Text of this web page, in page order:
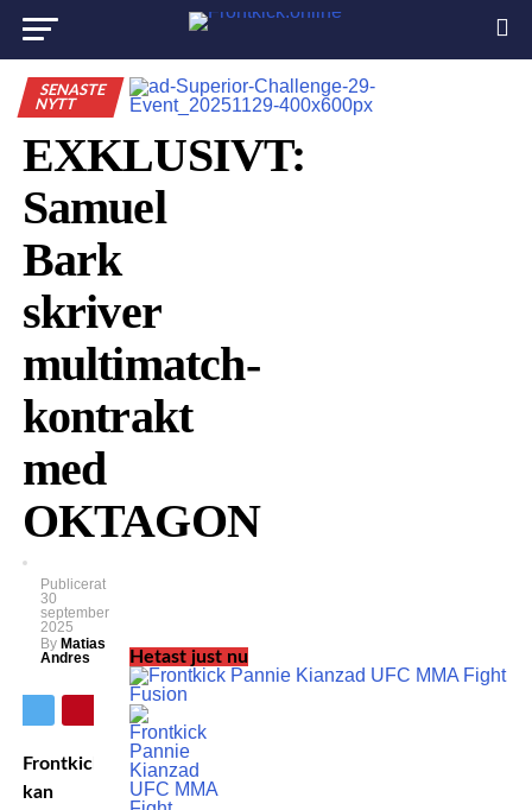
SENASTE
NYTT
EXKLUSIVT:
Samuel
Bark
skriver
multimatch-
kontrakt
med
OKTAGON
Publicerat
30
september
2025
By Matias
Andres
Frontkick
kan
Hetast just nu